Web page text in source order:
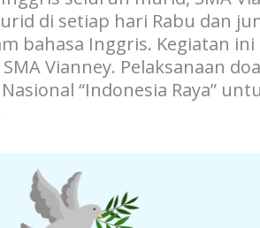
di setiap hari Rabu dan
bahasa Inggris. Kegiatan
Vianney. Pelaksanaan
“Indonesia Raya”